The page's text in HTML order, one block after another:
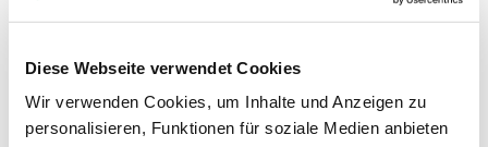
Diese Webseite verwendet Cookies
Wir verwenden Cookies, um Inhalte und Anzeigen zu
personalisieren, Funktionen für soziale Medien anbieten